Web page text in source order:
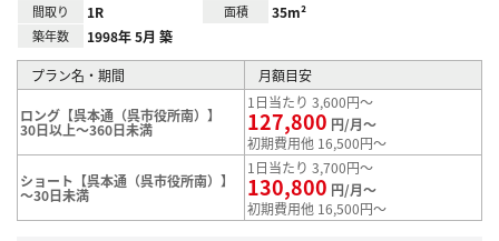
間取り 1R 面積 35m²
築年数 1998年 5月 築
プラン名・期間 月額目安
ロング【呉本通（呉市役所南）】
30日以上～360日未満
1日当たり 3,600円～
127,800 円/月～
初期費用他 16,500円～
ショート【呉本通（呉市役所南）】
～30日未満
1日当たり 3,700円～
130,800 円/月～
初期費用他 16,500円～